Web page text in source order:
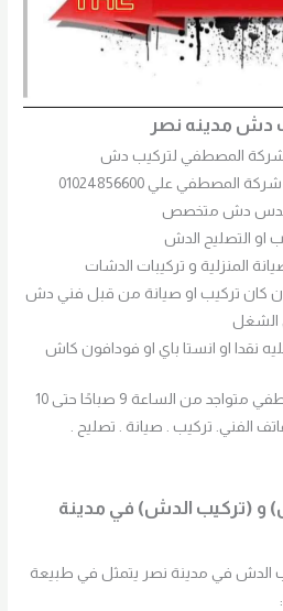
شركة المصطفي لتركيب دش
علي 01024856600
دش متخصص
او التصليح الدش
المنزلية و تركيبات الدشات
ان كان تركيب او صيانة من قبل فني دش
الشغل
نقدا او انستا باي او فودافون كاش
فريق دعم شركتنا شركة المصطفي متواجد من الساعة 9 صباحًا حتى 10
الفني. تركيب . صيانة . تصليح .
و (تركيب الدش) في مدينة
الدش في مدينة نصر يتمثل في طبيعة